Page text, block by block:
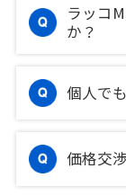
ラッコ
か？
個人で
価格交